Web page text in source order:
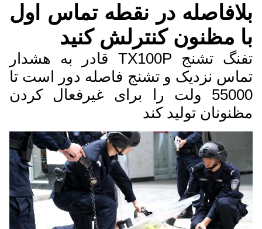
بلافاصله در نقطه تماس اول
با مظنون کنترلش کنيد
تفنگ تشنج TX100P قادر به هشدار
تماس نزدیک و تشنج فاصله دور است تا
55000 ولت را برای غیرفعال کردن
مظنونان تولید کند